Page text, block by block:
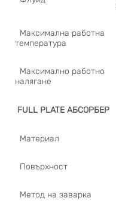
Максимална работна
температура
Максимално работно
налягане
FULL PLATE АБСОРБЕР
Материал
Повърхност
Метод на заварка